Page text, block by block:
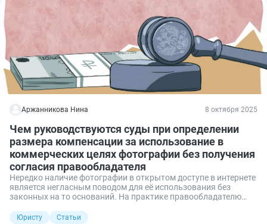
Аржанникова Нина 8 октября 2025
Чем руководствуются суды при определении
размера компенсации за использование в
коммерческих целях фотографии без получения
согласия правообладателя
Нередко наличие фотографии в открытом доступе в интернете
является негласным поводом для её использования без
законных на то оснований. На практике правообладателю
поскольку методики оценки подобных убытков для объектов
Юристу
Статьи